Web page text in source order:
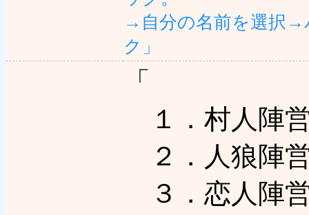
→自分の名前を選択→
ク」
「
１．村人陣
２．人狼陣
３．恋人陣